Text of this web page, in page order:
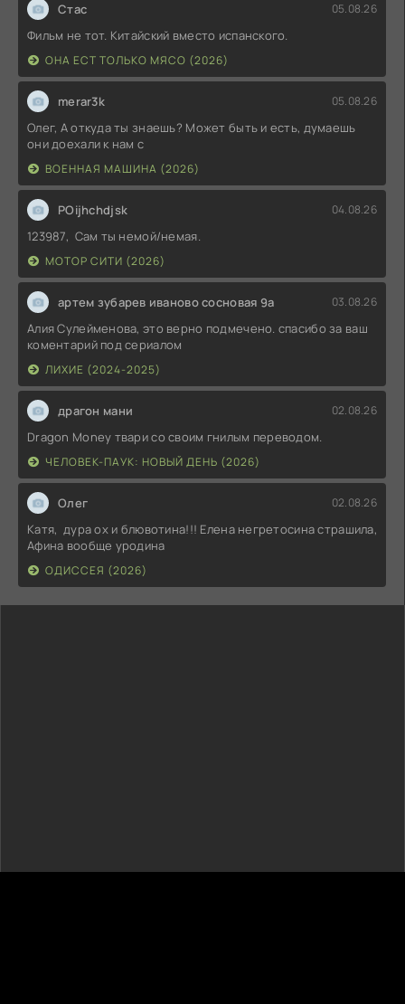
Стас 05.08.26
Фильм не тот. Китайский вместо испанского.
ОНА ЕСТ ТОЛЬКО МЯСО (2026)
merar3k 05.08.26
Олег, А откуда ты знаешь? Может быть и есть, думаешь
они доехали к нам с
ВОЕННАЯ МАШИНА (2026)
POijhchdjsk 04.08.26
123987, Сам ты немой/немая.
МОТОР СИТИ (2026)
артем зубарев иваново сосновая 9а 03.08.26
Алия Сулейменова, это верно подмечено. спасибо за ваш
коментарий под сериалом
ЛИХИЕ (2024-2025)
драгон мани 02.08.26
Dragon Money твари со своим гнилым переводом.
ЧЕЛОВЕК-ПАУК: НОВЫЙ ДЕНЬ (2026)
Олег 02.08.26
Катя, дура ох и блювотина!!! Елена негретосина страшила,
Афина вообще уродина
ОДИССЕЯ (2026)